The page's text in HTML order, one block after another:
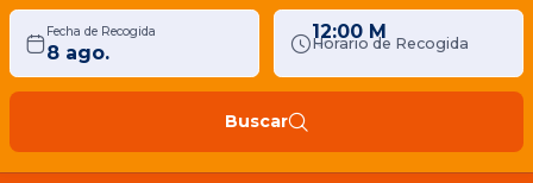
Fecha de Recogida
Horario de Recogida
12:00 M
Buscar